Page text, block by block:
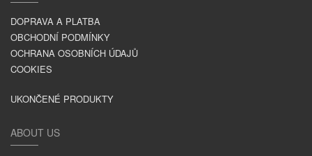
DOPRAVA A PLATBA
OBCHODNÍ PODMÍNKY
OCHRANA OSOBNÍCH ÚDAJŮ
COOKIES
UKONČENÉ PRODUKTY
ABOUT US